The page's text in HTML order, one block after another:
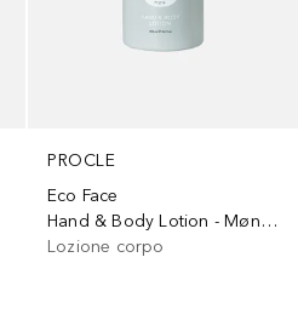
PROCLE
Eco Face
Hand & Body Lotion - Møn/ Sergel
Lozione corpo